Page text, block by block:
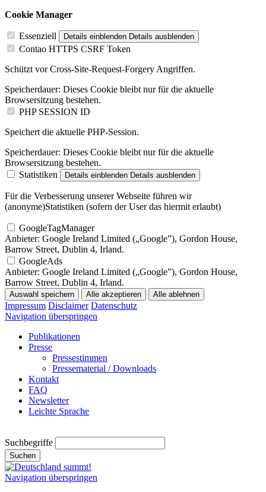
Cookie Manager
Essenziell Details einblenden Details ausblenden
Contao HTTPS CSRF Token
Schützt vor Cross-Site-Request-Forgery Angriffen.
Speicherdauer: Dieses Cookie bleibt nur für die aktuelle
Browsersitzung bestehen.
PHP SESSION ID
Speichert die aktuelle PHP-Session.
Speicherdauer: Dieses Cookie bleibt nur für die aktuelle
Browsersitzung bestehen.
Statistiken
Details einblenden Details ausblenden
Für die Verbesserung unserer Webseite führen wir
(anonyme)Statistiken (sofern der User das hiermit erlaubt)
GoogleTagManager
Anbieter: Google Ireland Limited („Google”), Gordon House,
Barrow Street, Dublin 4, Irland.
GoogleAds
Anbieter: Google Ireland Limited („Google”), Gordon House,
Barrow Street, Dublin 4, Irland.
Auswahl speichern Alle akzeptieren Alle ablehnen
Impressum Disclaimer Datenschutz
Navigation überspringen
Publikationen
Presse
Pressestimmen
Pressematerial / Downloads
Kontakt
FAQ
Newsletter
Leichte Sprache
Suchbegriffe
Suchen
Navigation überspringen